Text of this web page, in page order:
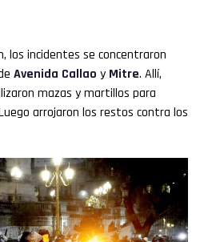
los incidentes se concentraron
Avenida Callao y Mitre. Allí,
mazas y martillos para
arrojaron los restos contra los